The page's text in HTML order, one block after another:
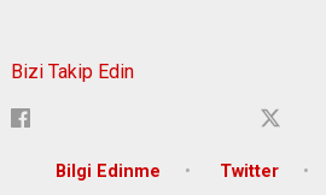
Bizi Takip Edin
Bilgi Edinme Twitter